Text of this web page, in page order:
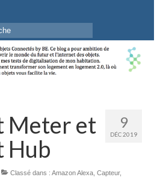
9
DÉC 2019
Meter et
Hub
Classé dans : Amazon Alexa Capteur,